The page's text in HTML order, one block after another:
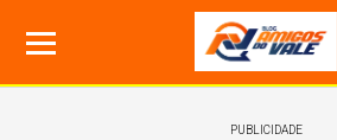
PUBLICIDADE